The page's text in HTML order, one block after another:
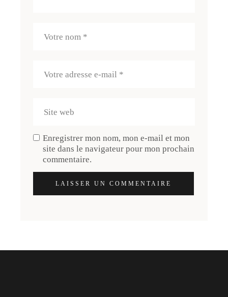
Enregistrer mon nom, mon e-mail et mon
site dans le navigateur pour mon prochain
commentaire.
LAISSER UN COMMENTAIRE